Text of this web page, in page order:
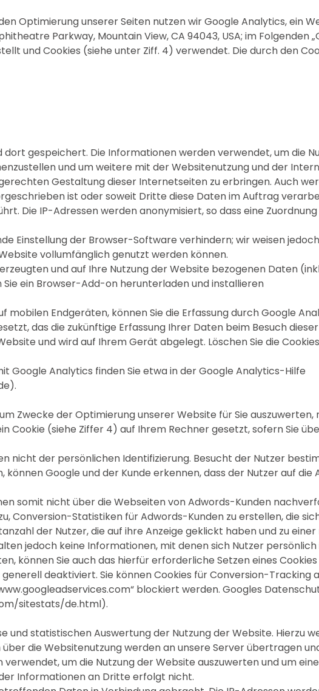
Optimierung unserer Seiten nutzen wir Google Analytics, ein
Parkway, Mountain View, CA 94043, USA; im Folgenden
und Cookies (siehe unter Ziff. 4) verwendet. Die durch den
gespeichert. Die Informationen werden verwendet, um die
und um weitere mit der Websitenutzung und der
Gestaltung dieser Internetseiten zu erbringen. Auch
ist oder soweit Dritte diese Daten im Auftrag
Die IP-Adressen werden anonymisiert, so dass eine
Einstellung der Browser-Software verhindern; wir weisen
vollumfänglich genutzt werden können.
und auf Ihre Nutzung der Website bezogenen Daten
ein Browser-Add-on herunterladen und installieren
Endgeräten, können Sie die Erfassung durch Google
das die zukünftige Erfassung Ihrer Daten beim Besuch
und wird auf Ihrem Gerät abgelegt. Löschen Sie die
Analytics finden Sie etwa in der Google Analytics-Hilfe
Zwecke der Optimierung unserer Website für Sie
Cookie (siehe Ziffer 4) auf Ihrem Rechner gesetzt, sofern Sie
nicht der persönlichen Identifizierung. Besucht der Nutzer
Google und der Kunde erkennen, dass der Nutzer auf die
somit nicht über die Webseiten von Adwords-Kunden
Conversion-Statistiken für Adwords-Kunden zu erstellen, die
der Nutzer, die auf ihre Anzeige geklickt haben und zu
jedoch keine Informationen, mit denen sich Nutzer persönlich
können Sie auch das hierfür erforderliche Setzen eines
deaktiviert. Sie können Cookies für Conversion-Tracking
blockiert werden. Googles
sitestats/de.html).
statistischen Auswertung der Nutzung der Website. Hierzu
die Websitenutzung werden an unsere Server übertragen
um die Nutzung der Website auszuwerten und um
Informationen an Dritte erfolgt nicht.